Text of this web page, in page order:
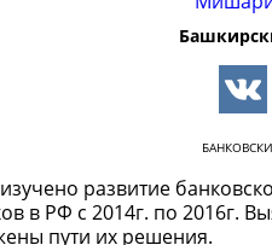
развитие
в РФ с 2014г. по 2016г.
пути их решения.